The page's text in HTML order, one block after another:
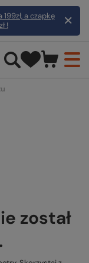
a czapkę
!
został